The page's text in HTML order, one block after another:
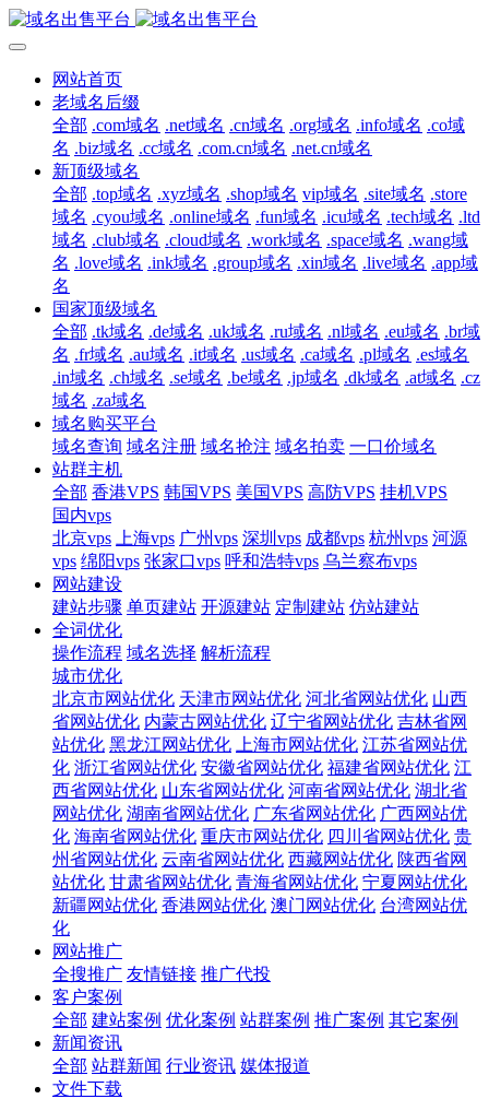
网站首页
老域名后缀
全部 .com域名 .net域名 .cn域名 .org域名 .info域名 .co域
名 .biz域名 .cc域名 .com.cn域名 .net.cn域名
新顶级域名
全部 .top域名 .xyz域名 .shop域名 vip域名 .site域名 .store
域名 .cyou域名 .online域名 .fun域名 .icu域名 .tech域名 .ltd
域名 .club域名 .cloud域名 .work域名 .space域名 .wang域
名 .love域名 .ink域名 .group域名 .xin域名 .live域名 .app域
名
国家顶级域名
全部 .tk域名 .de域名 .uk域名 .ru域名 .nl域名 .eu域名 .br域
名 .fr域名 .au域名 .it域名 .us域名 .ca域名 .pl域名 .es域名
.in域名 .ch域名 .se域名 .be域名 .jp域名 .dk域名 .at域名 .cz
域名 .za域名
域名购买平台
域名查询 域名注册 域名抢注 域名拍卖 一口价域名
站群主机
全部 香港VPS 韩国VPS 美国VPS 高防VPS 挂机VPS
国内vps
北京vps
上海vps 广州vps 深圳vps 成都vps 杭州vps 河源
vps 绵阳vps 张家口vps 呼和浩特vps 乌兰察布vps
网站建设
建站步骤 单页建站 开源建站 定制建站 仿站建站
全词优化
操作流程 域名选择 解析流程
城市优化
北京市网站优化 天津市网站优化 河北省网站优化 山西
省网站优化 内蒙古网站优化 辽宁省网站优化 吉林省网
站优化 黑龙江网站优化 上海市网站优化 江苏省网站优
化 浙江省网站优化 安徽省网站优化 福建省网站优化 江
西省网站优化 山东省网站优化 河南省网站优化 湖北省
网站优化 湖南省网站优化 广东省网站优化 广西网站优
化 海南省网站优化 重庆市网站优化 四川省网站优化 贵
州省网站优化 云南省网站优化 西藏网站优化 陕西省网
站优化 甘肃省网站优化 青海省网站优化 宁夏网站优化
新疆网站优化 香港网站优化 澳门网站优化 台湾网站优
化
网站推广
全搜推广 友情链接 推广代投
客户案例
全部 建站案例 优化案例 站群案例 推广案例 其它案例
新闻资讯
全部 站群新闻 行业资讯 媒体报道
文件下载